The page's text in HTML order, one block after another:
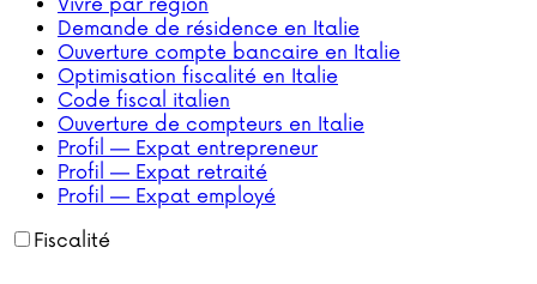
Vivre par région
Demande de résidence en Italie
Ouverture compte bancaire en Italie
Optimisation fiscalité en Italie
Code fiscal italien
Ouverture de compteurs en Italie
Profil — Expat entrepreneur
Profil — Expat retraité
Profil — Expat employé
Fiscalité